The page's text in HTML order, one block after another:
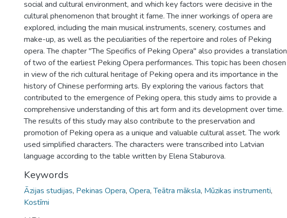
social and cultural environment, and which key factors were decisive in the
cultural phenomenon that brought it fame. The inner workings of opera are
explored, including the main musical instruments, scenery, costumes and
make-up, as well as the peculiarities of the repertoire and roles of Peking
opera. The chapter "The Specifics of Peking Opera" also provides a translation
of two of the earliest Peking Opera performances. This topic has been chosen
in view of the rich cultural heritage of Peking opera and its importance in the
history of Chinese performing arts. By exploring the various factors that
contributed to the emergence of Peking opera, this study aims to provide a
comprehensive understanding of this art form and its development over time.
The results of this study may also contribute to the preservation and
promotion of Peking opera as a unique and valuable cultural asset. The work
used simplified characters. The characters were transcribed into Latvian
language according to the table written by Elena Staburova.
Keywords
Āzijas studijas, Pekinas Opera, Opera,Teātra māksla, Mūzikas instrumenti,
Kostīmi